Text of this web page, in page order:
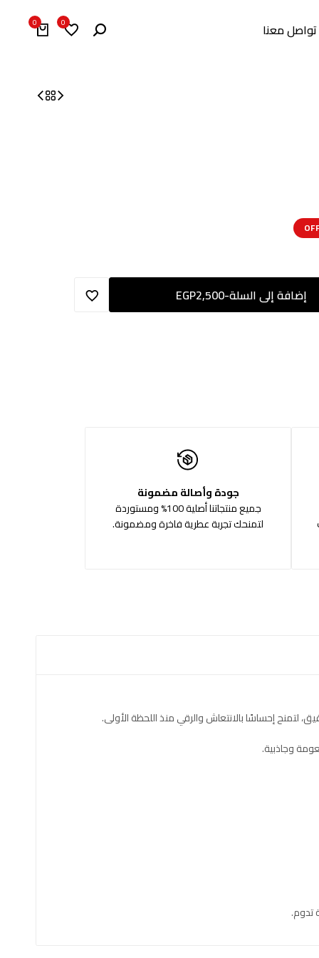
تواصل معنا 0
0
إضافة إلى السلة-
EGP2,500
جودة وأصالة مضمونة
جميع منتجاتنا أصلية 100% ومستوردة
لتمنحك تجربة عطرية فاخرة ومضمونة.
لتمنح إحساسًا بالانتعاش والرقي منذ اللحظة الأولى.
وجاذبية.
تدوم.